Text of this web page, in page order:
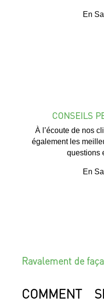
En
CONSEILS
À l’écoute de nos
également les
questions
En
Ravalement de
COMMENT